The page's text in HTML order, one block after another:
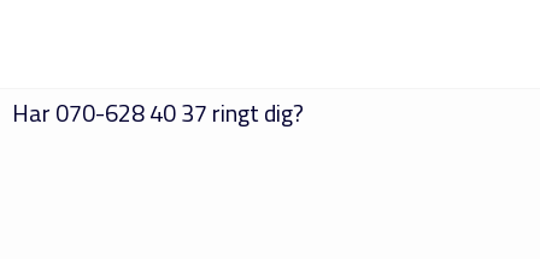
Har070-628 40 37ringt dig?